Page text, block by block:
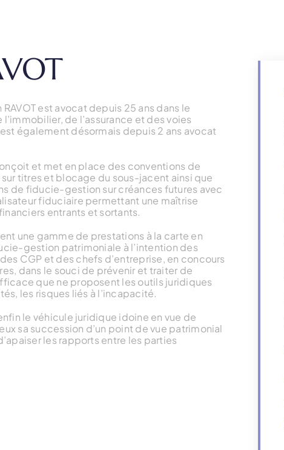
RAVOT est avocat depuis 25 ans dans le
de l’assurance et des voies
également désormais depuis 2 ans avocat
et met en place des conventions de
titres et blocage du sous-jacent ainsi que
de fiducie-gestion sur créances futures avec
fiduciaire permettant une maîtrise
entrants et sortants.
une gamme de prestations à la carte en
gestion patrimoniale à l’intention des
CGP et des chefs d’entreprise, en concours
dans le souci de prévenir et traiter de
que ne proposent les outils juridiques
les risques liés à l’incapacité.
le véhicule juridique idoine en vue de
sa succession d’un point de vue patrimonial
les rapports entre les parties